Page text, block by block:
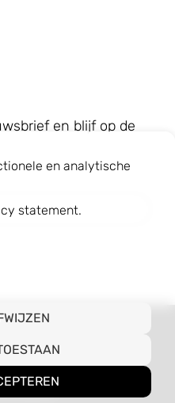
en blijf op de
Privacybeleid
en analytische
statement.